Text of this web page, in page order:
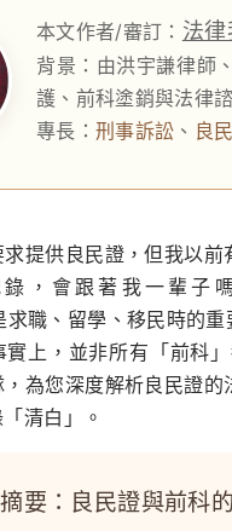
本文作者/審訂： 法律
背景：由洪宇謙律師
護、前科塗銷與法律
專長：刑事訴訟 、 良
求提供良民證，但我以
，會跟著我一輩子
職、留學、移民時的重
實上，並非所有「前科
為您深度解析良民證
清白」。
要：良民證與前科